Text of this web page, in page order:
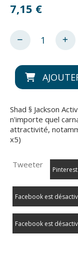
7,15 €
Shad § Jackson
n'importe quel
attractivité,
x5)
Tweeter
Facebook est
Facebook est